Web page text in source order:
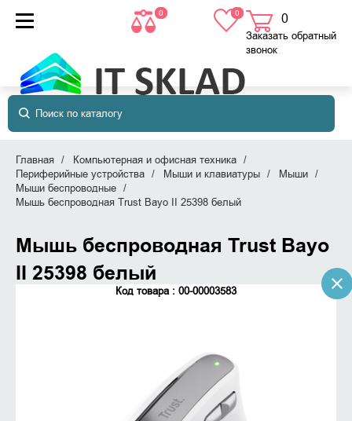
0 0 0
в корзине
Заказать обратный
звонок
Главная
Компьютерная и офисная техника
Периферийные устройства
Мыши и клавиатуры
Мыши
Мыши беспроводные
Мышь беспроводная Trust Bayo II 25398 белый
Мышь беспроводная Trust Bayo
II 25398 белый
Код товара : 00-00003583